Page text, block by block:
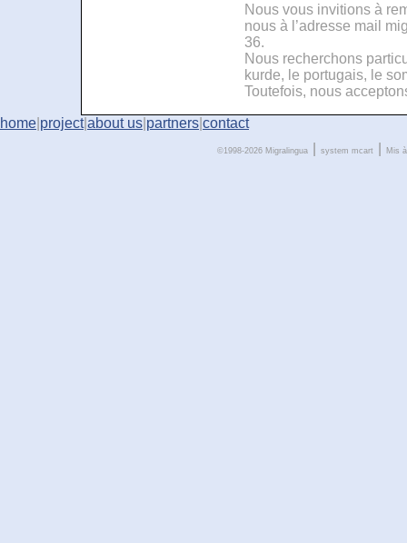
Nous vous invitions à
nous à l’adresse mail
36.
Nous recherchons
kurde, le portugais, le
Toutefois, nous
home project|about us partners contact
©1998-2026 Migralingua system mcart Mis